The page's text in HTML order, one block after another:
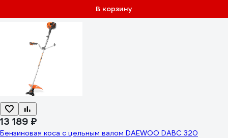
В корзину
13 189 ₽
Бензиновая коса с цельным валом DAEWOO DABC 320